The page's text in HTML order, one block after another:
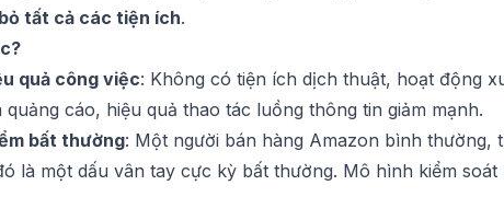
tất cả các tiện ích.
quả công việc: Không có tiện ích dịch thuật, hoạt động
cáo, hiệu quả thao tác luồng thông tin giảm mạnh.
bất thường: Một người bán hàng Amazon bình thường,
là một dấu vân tay cực kỳ bất thường. Mô hình kiểm soát